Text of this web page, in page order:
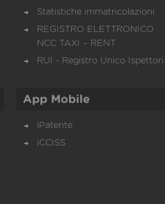
Statistiche immatricolazioni
REGISTRO ELETTRONICO
NCC TAXI – RENT
RUI - Registro Unico Ispettori
App Mobile
iPatente
iCCISS